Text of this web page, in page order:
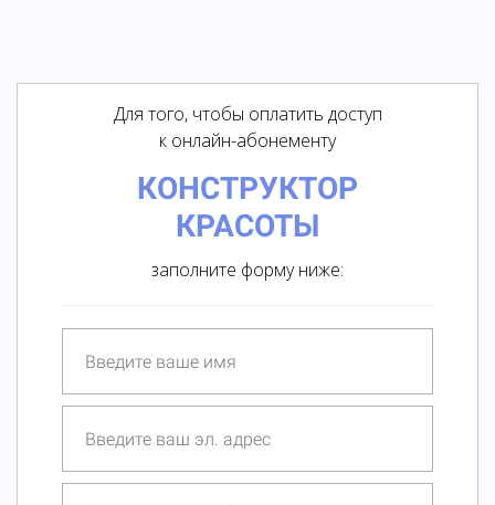
Для того, чтобы оплатить доступ
к онлайн-абонементу
КОНСТРУКТОР
КРАСОТЫ
заполните форму ниже: